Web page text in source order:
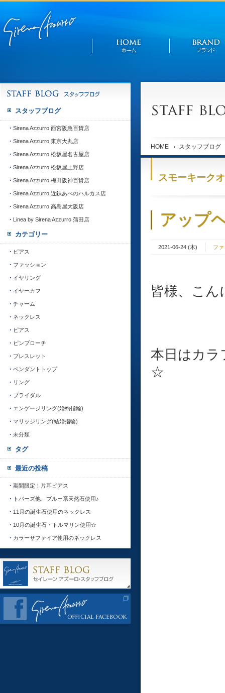
HOME スタッフブログ
スモーキーク
アップ
2021-06-24 (木) フ
皆様、こん
本日はカラ
☆
スタッフブログ
Sirena Azzurro 西宮阪急百貨店
Sirena Azzurro 東京大丸店
Sirena Azzurro 松坂屋名古屋店
Sirena Azzurro 松坂屋上野店
Sirena Azzurro 梅田阪神百貨店
Sirena Azzurro 近鉄あべのハルカス店
Sirena Azzurro 高島屋大阪店
Linea by Sirena Azzurro 蒲田店
カテゴリー
ピアス
ファッション
イヤリング
イヤーカフ
チャーム
ネックレス
ピアス
ピンブローチ
ブレスレット
ペンダントトップ
リング
ブライダル
エンゲージリング(婚約指輪)
マリッジリング(結婚指輪)
未分類
タグ
最近の投稿
期間限定！片耳ピアス
トパーズ他、ブルー系天然石使用♪
11月の誕生石使用のネックレス
10月の誕生石・トルマリン使用☆
カラーサファイア使用のネックレス